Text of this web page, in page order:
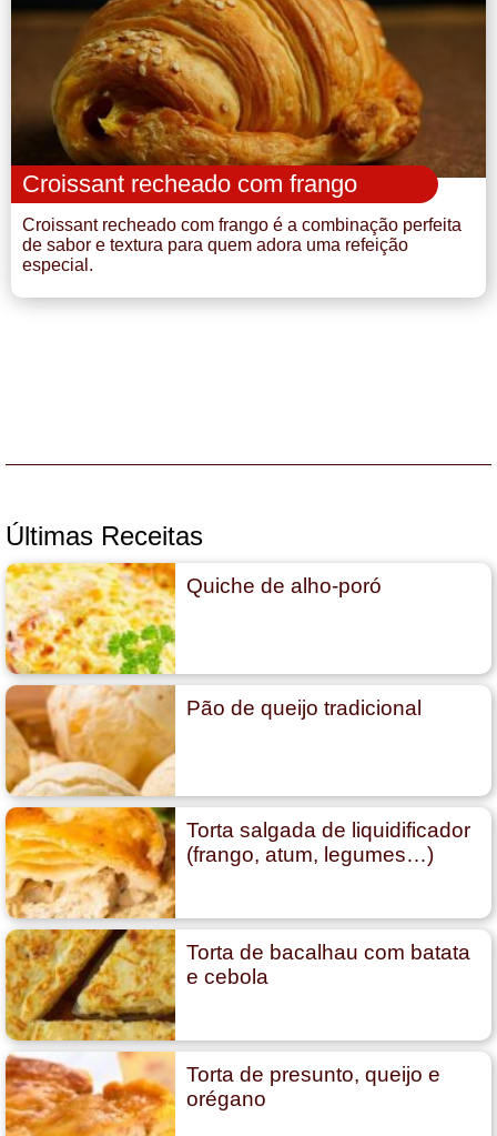
Croissant recheado com frango
Croissant recheado com frango é a combinação perfeita
de sabor e textura para quem adora uma refeição
especial.
Últimas Receitas
Quiche de alho-poró
Pão de queijo tradicional
Torta salgada de liquidificador
(frango, atum, legumes…)
Torta de bacalhau com batata
e cebola
Torta de presunto, queijo e
orégano